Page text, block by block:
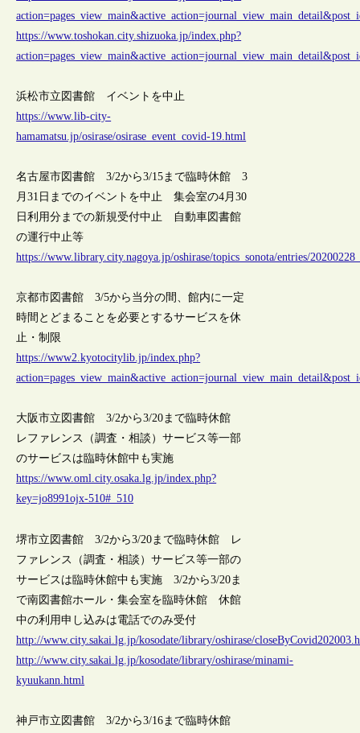
https://www.toshokan.city.shizuoka.jp/index.php?
浜松市立図書館 イベントを中止
https://www.lib-city-
hamamatsu.jp/osirase/osirase_event_covid-19.html
名古屋市図書館 3/2から3/15まで臨時休館 3
月31日までのイベントを中止 集会室の4月30
日利用分までの新規受付中止 自動車図書館
の運行中止等
https://www.library.city.nagoya.jp/oshirase/topics_sonota/entries/
京都市図書館 3/5から当分の間、館内に一定
時間とどまることを必要とするサービスを休
止・制限
https://www2.kyotocitylib.jp/index.php?
大阪市立図書館 3/2から3/20まで臨時休館
レファレンス（調査・相談）サービス等一部
のサービスは臨時休館中も実施
https://www.oml.city.osaka.lg.jp/index.php?
key=jo8991ojx-510#_510
堺市立図書館 3/2から3/20まで臨時休館 レ
ファレンス（調査・相談）サービス等一部の
サービスは臨時休館中も実施 3/2から3/20ま
で南図書館ホール・集会室を臨時休館 休館
中の利用申し込みは電話でのみ受付
http://www.city.sakai.lg.jp/kosodate/library/oshirase/
http://www.city.sakai.lg.jp/kosodate/library/oshirase/minami-
kyuukann.html
神戸市立図書館 3/2から3/16まで臨時休館